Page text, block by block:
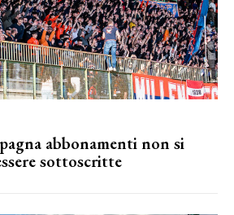
abbonamenti non si
sottoscritte